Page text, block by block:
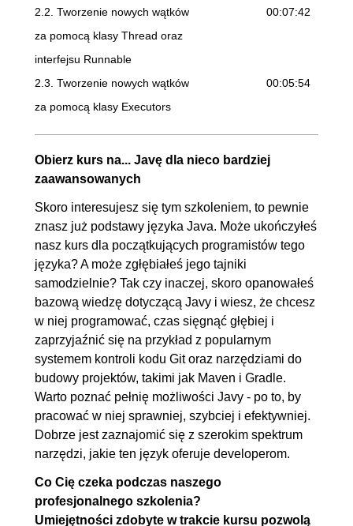
2.2. Tworzenie nowych wątków
za pomocą klasy Thread oraz
interfejsu Runnable
00:07:42
2.3. Tworzenie nowych wątków
za pomocą klasy Executors
00:05:54
synchronized oraz volatile
2.5. Klasy atomiczne
3. Algorytmy sortowania i szukania 00:30:23
3.1. Bubble sort - sortowanie
bąbelkowe
OGLĄDAJ »
3.2. Insertion sort - sortowanie
przez wstawianie
00:06:09
3.3. Selection sort - sortowanie
przez wybieranie
3.4. Linear search -
wyszukiwanie liniowe
00:06:09
3.5. Binary search -
wyszukiwanie binarne
00:07:30
4. Wyrażenia regularne
4.1. Wstęp do wyrażeń
Obierz kurs na... Javę dla nieco bardziej
zaawansowanych
Skoro interesujesz się tym szkoleniem, to pewnie
znasz już podstawy języka Java. Może ukończyłeś
nasz kurs dla początkujących programistów tego
języka? A może zgłębiałeś jego tajniki
samodzielnie? Tak czy inaczej, skoro opanowałeś
bazową wiedzę dotyczącą Javy i wiesz, że chcesz
w niej programować, czas sięgnąć głębiej i
zaprzyjaźnić się na przykład z popularnym
systemem kontroli kodu Git oraz narzędziami do
budowy projektów, takimi jak Maven i Gradle.
Warto poznać pełnię możliwości Javy - po to, by
pracować w niej sprawniej, szybciej i efektywniej.
Dobrze jest zaznajomić się z szerokim spektrum
narzędzi, jakie ten język oferuje developerom.
Co Cię czeka podczas naszego
profesjonalnego szkolenia?
Umiejętności zdobyte w trakcie kursu pozwolą